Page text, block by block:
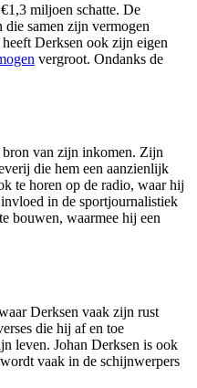
miljoen schatte. De
samen zijn vermogen
Derksen ook zijn eigen
vergroot. Ondanks de
bron van zijn inkomen. Zijn
die hem een aanzienlijk
te horen op de radio, waar hij
in de sportjournalistiek
bouwen, waarmee hij een
Derksen vaak zijn rust
die hij af en toe
leven. Johan Derksen is ook
vaak in de schijnwerpers